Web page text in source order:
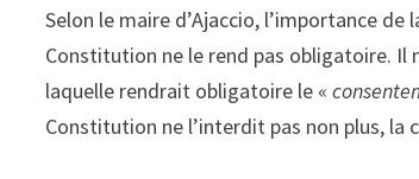
Selon le maire d’Ajaccio, l’importance
Constitution ne le rend pas obligatoire. Il
laquelle rendrait obligatoire le «
Constitution ne l’interdit pas non plus,